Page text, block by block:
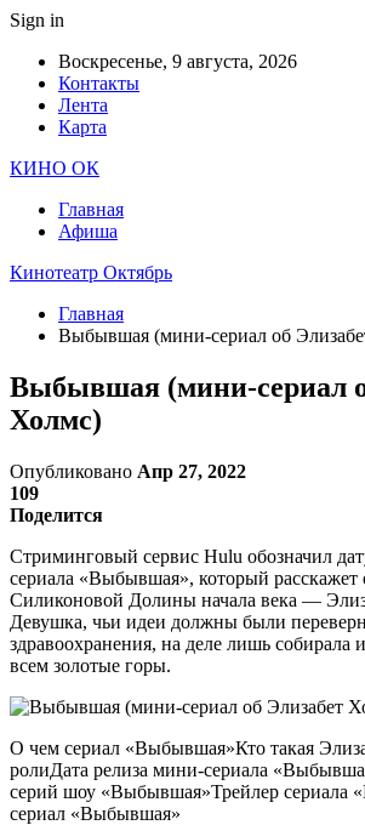
Sign in
Воскресенье, 9 августа, 2026
Контакты
Лента
Карта
КИНО ОК
Главная
Афиша
Кинотеатр Октябрь
Главная
Выбывшая (мини-сериал об
Выбывшая (мини-сериал
Холмс)
Опубликовано Апр 27, 2022
109
Поделится
Стриминговый сервис Hulu обозначил
сериала «Выбывшая», который расскажет
Силиконовой Долины начала века —
Девушка, чьи идеи должны были
здравоохранения, на деле лишь собирала
всем золотые горы.
О чем сериал «Выбывшая»Кто такая
ролиДата релиза мини-сериала
серий шоу «Выбывшая»Трейлер сериала
сериал «Выбывшая»